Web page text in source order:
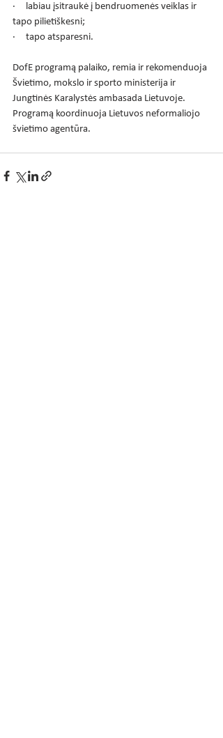
·     labiau įsitraukė į bendruomenės veiklas ir
tapo pilietiškesni;
·     tapo atsparesni.
DofE programą palaiko, remia ir rekomenduoja
Švietimo, mokslo ir sporto ministerija ir
Jungtinės Karalystės ambasada Lietuvoje.
Programą koordinuoja Lietuvos neformaliojo
švietimo agentūra.